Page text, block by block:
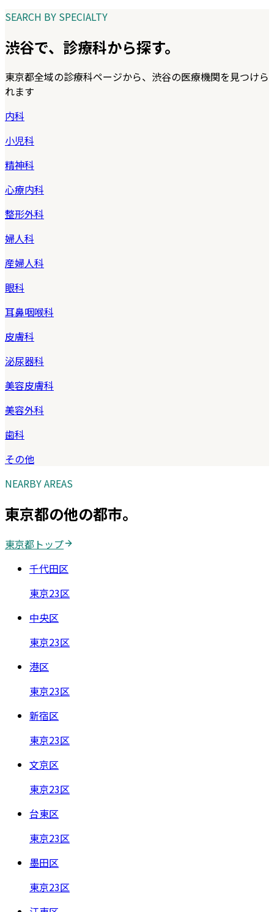
SEARCH BY SPECIALTY
渋谷で、診療科から探す。
東京都全域の診療科ページから、 渋谷の医療機関を見つけら
れます
内科
小児科
精神科
心療内科
整形外科
婦人科
産婦人科
眼科
耳鼻咽喉科
皮膚科
泌尿器科
美容皮膚科
美容外科
歯科
その他
NEARBY AREAS
東京都の他の都市。
東京都 トップ
千代田区
東京23区
中央区
東京23区
港区
東京23区
新宿区
東京23区
文京区
東京23区
台東区
東京23区
墨田区
東京23区